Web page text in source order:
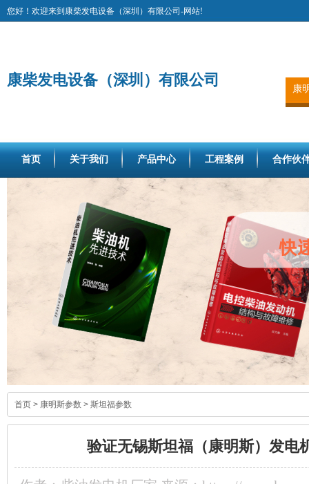
您好！欢迎来到康柴发电设备（深圳）有限公司-网站!
康柴发电设备（深圳）有限公司
康
首页 关于我们 产品中心 工程案例 合作伙
首页 > 康明斯参数 > 斯坦福参数
验证无锡斯坦福（康明斯）发电